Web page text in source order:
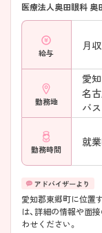
医療法人奥田眼科 奥
給与
月収
勤務地
愛
名
バ
勤務時間
愛知郡東郷町に位置する眼科ク
は、詳細の情報や面
わせください。